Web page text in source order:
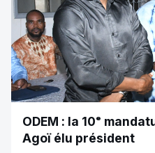
ODEM : la 10ᵉ
Agoï élu président